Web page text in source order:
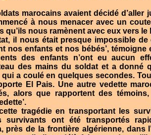
marocains avaient décidé d’aller
à nous menacer avec un
qu’ils nous ramènent avec eux vers le
il nous était presque impossible de
nos enfants et nos bébés’, témoigne
des enfants n’ont eu aucun
des mains du soldat et a donné
a coulé en quelques secondes.
El Pais. Une autre vedette
alors que rapportent des
tragédie en transportant les
survivants ont été transportés
près de la frontière algérienne, dans